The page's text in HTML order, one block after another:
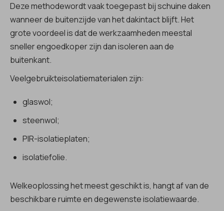
Deze methodewordt vaak toegepast bij schuine daken
wanneer de buitenzijde van het dakintact blijft. Het
grote voordeel is dat de werkzaamheden meestal
sneller engoedkoper zijn dan isoleren aan de
buitenkant.
Veelgebruikteisolatiematerialen zijn:
glaswol;
steenwol;
PIR-isolatieplaten;
isolatiefolie.
Welkeoplossing het meest geschikt is, hangt af van de
beschikbare ruimte en degewenste isolatiewaarde.